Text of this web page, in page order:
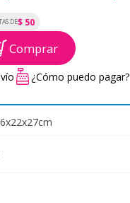
DE$ 50
595
Comprar
¿Cómo puedo pagar?